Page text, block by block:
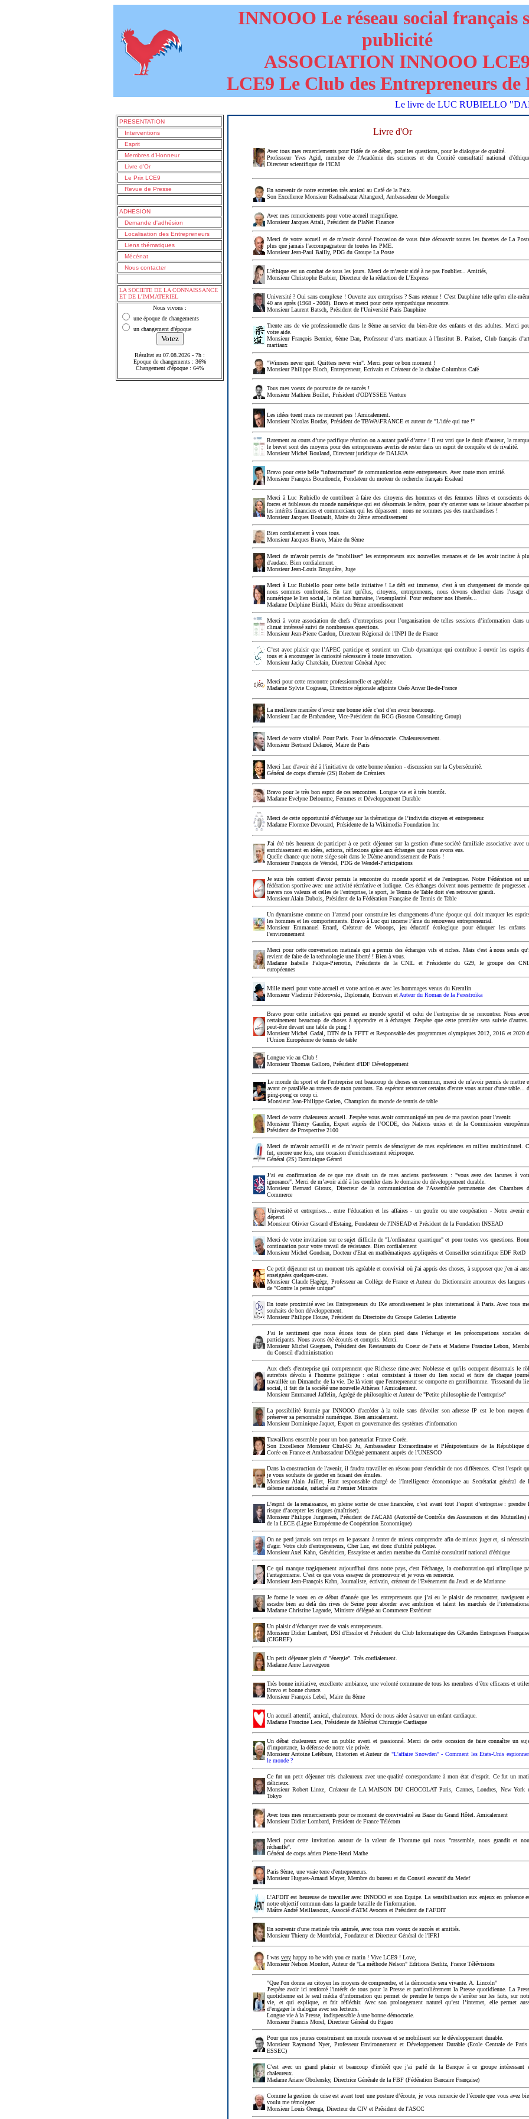
INNOOO Le réseau social français
publicité
ASSOCIATION INNOOO LCE9
LCE9 Le Club des Entrepreneurs de
Le livre de LUC RUBIELLO "DANGERS
PRESENTATION
Interventions
Esprit
Membres d'Honneur
Livre d'Or
Le Prix LCE9
Revue de Presse
ADHESION
Demande d'adhésion
Localisation des Entrepreneurs
Liens thématiques
Mécénat
Nous contacter
LA SOCIETE DE LA CONNAISSANCE
ET DE L'IMMATERIEL
Nous vivons :
une époque de changements
un changement d'époque
Résultat au 07.08.2026 - 7h :
Epoque de changements : 36%
Changement d'époque : 64%
Livre d'Or
Avec tous mes remerciements pour l'idée de ce débat, pour les questions, pour le dialogue de qualité.
Professeur Yves Agid, membre de l'Académie des sciences et du Comité consultatif national
Directeur scientifique de l'ICM
En souvenir de notre entretien très amical au Café de la Paix.
Son Excellence Monsieur Radnaabazar Altangerel, Ambassadeur de Mongolie
Avec mes remerciements pour votre accueil magnifique.
Monsieur Jacques Attali, Président de PlaNet Finance
Merci de votre accueil et de m'avoir donné l'occasion de vous faire découvrir toutes les facettes de La
plus que jamais l'accompagnateur de toutes les PME.
Monsieur Jean-Paul Bailly, PDG du Groupe La Poste
L'éthique est un combat de tous les jours. Merci de m'avoir aidé à ne pas l'oublier... Amitiés,
Monsieur Christophe Barbier, Directeur de la rédaction de L'Express
Université ? Oui sans complexe ! Ouverte aux entreprises ? Sans retenue ! C'est Dauphine telle qu'en elle-
40 ans après (1968 - 2008). Bravo et merci pour cette sympathique rencontre.
Monsieur Laurent Batsch, Président de l'Université Paris Dauphine
Trente ans de vie professionnelle dans le 9ème au service du bien-être des enfants et des adultes. Merci
votre aide.
Monsieur François Bernier, 6ème Dan, Professeur d’arts martiaux à l'Institut B. Pariset, Club français
martiaux
"Winners never quit. Quitters never win". Merci pour ce bon moment !
Monsieur Philippe Bloch, Entrepreneur, Ecrivain et Créateur de la chaîne Columbus Café
Tous mes voeux de poursuite de ce succès !
Monsieur Mathieu Boillet, Président d'ODYSSEE Venture
Les idées tuent mais ne meurent pas ! Amicalement.
Monsieur Nicolas Bordas, Président de TBWA\FRANCE et auteur de "L'idée qui tue !"
Rarement au cours d’une pacifique réunion on a autant parlé d’arme ! Il est vrai que le droit d’auteur, la
le brevet sont des moyens pour des entrepreneurs avertis de rester dans un esprit de conquête et de rivalité.
Monsieur Michel Bouland, Directeur juridique de DALKIA
Bravo pour cette belle "infrastructure" de communication entre entrepreneurs. Avec toute mon amitié.
Monsieur François Bourdoncle, Fondateur du moteur de recherche français Exalead
Merci à Luc Rubiello de contribuer à faire des citoyens des hommes et des femmes libres et conscients
forces et faiblesses du monde numérique qui est désormais le nôtre, pour s'y orienter sans se laisser absorber
les intérêts financiers et commerciaux qui les dépassent : nous ne sommes pas des marchandises !
Monsieur Jacques Boutault, Maire du 2ème arrondissement
Bien cordialement à vous tous.
Monsieur Jacques Bravo, Maire du 9ème
Merci de m'avoir permis de "mobiliser" les entrepreneurs aux nouvelles menaces et de les avoir inciter à
d'audace. Bien cordialement.
Monsieur Jean-Louis Bruguière, Juge
Merci à Luc Rubiello pour cette belle initiative ! Le défi est immense, c'est à un changement de monde
nous sommes confrontés. En tant qu'élus, citoyens, entrepreneurs, nous devons chercher dans l'usage
numérique le lien social, la relation humaine, l'exemplarité. Pour renforcer nos libertés...
Madame Delphine Bürkli, Maire du 9ème arrondissement
Merci à votre association de chefs d’entreprises pour l’organisation de telles sessions d’information dans
climat intéressé suivi de nombreuses questions.
Monsieur Jean-Pierre Cardon, Directeur Régional de l'INPI Ile de France
C’est avec plaisir que l’APEC participe et soutient un Club dynamique qui contribue à ouvrir les esprits
tous et à encourager la curiosité nécessaire à toute innovation.
Monsieur Jacky Chatelain, Directeur Général Apec
Merci pour cette rencontre professionnelle et agréable.
Madame Sylvie Cogneau, Directrice régionale adjointe Oséo Anvar Ile-de-France
La meilleure manière d’avoir une bonne idée c’est d’en avoir beaucoup.
Monsieur Luc de Brabandere, Vice-Président du BCG (Boston Consulting Group)
Merci de votre vitalité. Pour Paris. Pour la démocratie. Chaleureusement.
Monsieur Bertrand Delanoë, Maire de Paris
Merci Luc d'avoir été à l'initiative de cette bonne réunion - discussion sur la Cybersécurité.
Général de corps d'armée (2S) Robert de Crémiers
Bravo pour le très bon esprit de ces rencontres. Longue vie et à très bientôt.
Madame Evelyne Delourme, Femmes et Développement Durable
Merci de cette opportunité d’échange sur la thématique de l’individu citoyen et entrepreneur.
Madame Florence Devouard, Présidente de la Wikimedia Foundation Inc
J'ai été très heureux de participer à ce petit déjeuner sur la gestion d'une société familiale associative avec
enrichissement en idées, actions, réflexions grâce aux échanges que nous avons eus.
Quelle chance que notre siège soit dans le IXème arrondissement de Paris !
Monsieur François de Wendel, PDG de Wendel-Participations
Je suis très content d'avoir permis la rencontre du monde sportif et de l'entreprise. Notre Fédération est
fédération sportive avec une activité récréative et ludique. Ces échanges doivent nous permettre de progresser.
travers nos valeurs et celles de l'entreprise, le sport, le Tennis de Table doit s'en retrouver grandi.
Monsieur Alain Dubois, Président de la Fédération Française de Tennis de Table
Un dynamisme comme on l’attend pour construire les changements d’une époque qui doit marquer les
les hommes et les comportements. Bravo à Luc qui incarne l’âme du renouveau entrepreneurial.
Monsieur Emmanuel Errard, Créateur de Wooops, jeu éducatif écologique pour éduquer les enfants
l'environnement
Merci pour cette conversation matinale qui a permis des échanges vifs et riches. Mais c'est à nous seuls
revient de faire de la technologie une liberté ! Bien à vous.
Madame Isabelle Falque-Pierrotin, Présidente de la CNIL et Présidente du G29, le groupe des
européennes
Mille merci pour votre accueil et votre action et avec les hommages venus du Kremlin
Monsieur Vladimir Fédorovski, Diplomate, Ecrivain et Auteur du Roman de la Perestroïka
Bravo pour cette initiative qui permet au monde sportif et celui de l'entreprise de se rencontrer. Nous
certainement beaucoup de choses à apprendre et à échanger. J'espère que cette première sera suivie d'autres...
peut-être devant une table de ping !
Monsieur Michel Gadal, DTN de la FFTT et Responsable des programmes olympiques 2012, 2016 et 2020
l'Union Européenne de tennis de table
Longue vie au Club !
Monsieur Thomas Galloro, Président d'IDF Développement
Le monde du sport et de l'entreprise ont beaucoup de choses en commun, merci de m'avoir permis de mettre
avant ce parallèle au travers de mon parcours. En espérant retrouver certains d'entre vous autour d'une table...
ping-pong ce coup ci.
Monsieur Jean-Philippe Gatien, Champion du monde de tennis de table
Merci de votre chaleureux accueil. J'espère vous avoir communiqué un peu de ma passion pour l'avenir.
Monsieur Thierry Gaudin, Expert auprès de l’OCDE, des Nations unies et de la Commission
Président de Prospective 2100
Merci de m'avoir accueilli et de m'avoir permis de témoigner de mes expériences en milieu multiculturel.
fut, encore une fois, une occasion d'enrichissement réciproque.
Général (2S) Dominique Gérard
J’ai eu confirmation de ce que me disait un de mes anciens professeurs : "vous avez des lacunes à
ignorance". Merci de m’avoir aidé à les combler dans le domaine du développement durable.
Monsieur Bernard Giroux, Directeur de la communication de l'Assemblée permanente des Chambres
Commerce
Université et entreprises... entre l'éducation et les affaires - un goufre ou une coopération - Notre avenir
dépend.
Monsieur Olivier Giscard d'Estaing, Fondateur de l'INSEAD et Président de la Fondation INSEAD
Merci de votre invitation sur ce sujet difficile de "L'ordinateur quantique" et pour toutes vos questions.
continuation pour votre travail de résistance. Bien cordialement
Monsieur Michel Gondran, Docteur d'Etat en mathématiques appliquées et Conseiller scientifique EDF RetD
Ce petit déjeuner est un moment très agréable et convivial où j'ai appris des choses, à supposer que j'en ai
enseignées quelques-unes.
Monsieur Claude Hagège, Professeur au Collège de France et Auteur du Dictionnaire amoureux des langues
de "Contre la pensée unique"
En toute proximité avec les Entrepreneurs du IXe arrondissement le plus international à Paris. Avec tous
souhaits de bon développement.
Monsieur Philippe Houze, Président du Directoire du Groupe Galeries Lafayette
J’ai le sentiment que nous étions tous de plein pied dans l’échange et les préoccupations sociales
participants. Nous avons été écoutés et compris. Merci.
Monsieur Michel Gueguen, Président des Restaurants du Coeur de Paris et Madame Francine Lebon,
du Conseil d'administration
Aux chefs d'entreprise qui comprennent que Richesse rime avec Noblesse et qu'ils occupent désormais le
autrefois dévolu à l'homme politique : celui consistant à tisser du lien social et faire de chaque
travaillée un Dimanche de la vie. De là vient que l'entrepreneur se comporte en gentilhomme. Tisserand du
social, il fait de la société une nouvelle Athènes ! Amicalement.
Monsieur Emmanuel Jaffelin, Agrégé de philosophie et Auteur de "Petite philosophie de l’entreprise"
La possibilité fournie par INNOOO d'accéder à la toile sans dévoiler son adresse IP est le bon moyen
préserver sa personnalité numérique. Bien amicalement.
Monsieur Dominique Jaquet, Expert en gouvernance des systèmes d'information
Travaillons ensemble pour un bon partenariat France Corée.
Son Excellence Monsieur Chul-Ki Ju, Ambassadeur Extraordinaire et Plénipotentiaire de la République
Corée en France et Ambassadeur Délégué permanent auprès de l'UNESCO
Dans la construction de l'avenir, il faudra travailler en réseau pour s'enrichir de nos différences. C'est l'esprit
je vous souhaite de garder en faisant des émules.
Monsieur Alain Juillet, Haut responsable chargé de l'Intelligence économique au Secrétariat général de
défense nationale, rattaché au Premier Ministre
L’esprit de la renaissance, en pleine sortie de crise financière, c’est avant tout l’esprit d’entreprise : prendre
risque d’accepter les risques (maîtriser).
Monsieur Philippe Jurgensen, Président de l'ACAM (Autorité de Contrôle des Assurances et des Mutuelles)
de la LECE (Ligue Européenne de Coopération Economique)
On ne perd jamais son temps en le passant à tenter de mieux comprendre afin de mieux juger et, si
d'agir. Votre club d'entrepreneurs, Cher Luc, est donc d'utilité publique.
Monsieur Axel Kahn, Généticien, Essayiste et ancien membre du Comité consultatif national d'éthique
Ce qui manque tragiquement aujourd'hui dans notre pays, c'est l'échange, la confrontation qui n'implique
l'antagonisme. C'est ce que vous essayez de promouvoir et je vous en remercie.
Monsieur Jean-François Kahn, Journaliste, écrivain, créateur de l'Evènement du Jeudi et de Marianne
Je forme le voeu en ce début d’année que les entrepreneurs que j’ai eu le plaisir de rencontrer, naviguent
escadre bien au delà des rives de Seine pour aborder avec ambition et talent les marchés de l’international.
Madame Christine Lagarde, Ministre délégué au Commerce Extérieur
Un plaisir d’échanger avec de vrais entrepreneurs.
Monsieur Didier Lambert, DSI d'Essilor et Président du Club Informatique des GRandes Entreprises
(CIGREF)
Un petit déjeuner plein d' "énergie". Très cordialement.
Madame Anne Lauvergeon
Très bonne initiative, excellente ambiance, une volonté commune de tous les membres d’être efficaces et
Bravo et bonne chance.
Monsieur François Lebel, Maire du 8ème
Un accueil attentif, amical, chaleureux. Merci de nous aider à sauver un enfant cardiaque.
Madame Francine Leca, Présidente de Mécénat Chirurgie Cardiaque
Un débat chaleureux avec un public averti et passionné. Merci de cette occasion de faire connaître un
d'importance, la défense de notre vie privée.
Monsieur Antoine Lefébure, Historien et Auteur de "L'affaire Snowden" - Comment les Etats-Unis
le monde ?
Ce fut un petit déjeuner très chaleureux avec une qualité correspondante à mon état d’esprit. Ce fut un
délicieux.
Monsieur Robert Linxe, Créateur de LA MAISON DU CHOCOLAT Paris, Cannes, Londres, New York
Tokyo
Avec tous mes remerciements pour ce moment de convivialité au Bazar du Grand Hôtel. Amicalement
Monsieur Didier Lombard, Président de France Télécom
Merci pour cette invitation autour de la valeur de l’homme qui nous "rassemble, nous grandit et
réchauffe".
Général de corps aérien Pierre-Henri Mathe
Paris 9ème, une vraie terre d'entrepreneurs.
Monsieur Hugues-Arnaud Mayer, Membre du bureau et du Conseil executif du Medef
L'AFDIT est heureuse de travailler avec INNOOO et son Equipe. La sensibilisation aux enjeux en présence
notre objectif commun dans la grande bataille de l'information.
Maître André Meillassoux, Associé d'ATM Avocats et Président de l'AFDIT
En souvenir d'une matinée très animée, avec tous mes voeux de succès et amitiés.
Monsieur Thierry de Montbrial, Fondateur et Directeur Général de l'IFRI
I was very happy to be with you ce matin ! Vive LCE9 ! Love,
Monsieur Nelson Monfort, Auteur de "La méthode Nelson" Editions Berlitz, France Télévisions
"Que l'on donne au citoyen les moyens de comprendre, et la démocratie sera vivante. A. Lincoln"
J'espère avoir ici renforcé l'intérêt de tous pour la Presse et particulièrement la Presse quotidienne. La
quotidienne est le seul média d’information qui permet de prendre le temps de s’arrêter sur les faits, sur
vie, et qui explique, et fait réfléchir. Avec son prolongement naturel qu’est l’internet, elle permet
d’engager le dialogue avec ses lecteurs.
Longue vie à la Presse, indispensable à une bonne démocratie.
Monsieur Francis Morel, Directeur Général du Figaro
Pour que nos jeunes construisent un monde nouveau et se mobilisent sur le développement durable.
Monsieur Raymond Nyer, Professeur Environnement et Développement Durable (Ecole Centrale de
ESSEC)
C'est avec un grand plaisir et beaucoup d'intérêt que j'ai parlé de la Banque à ce groupe intéressant
chaleureux.
Madame Ariane Obolensky, Directrice Générale de la FBF (Fédération Bancaire Française)
Comme la gestion de crise est avant tout une posture d’écoute, je vous remercie de l’écoute que vous avez
voulu me témoigner.
Monsieur Louis Orenga, Directeur du CIV et Président de l'ASCC